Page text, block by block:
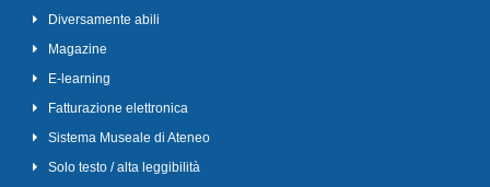
Diversamente abili
Magazine
E-learning
Fatturazione elettronica
Sistema Museale di Ateneo
Solo testo / alta leggibilità